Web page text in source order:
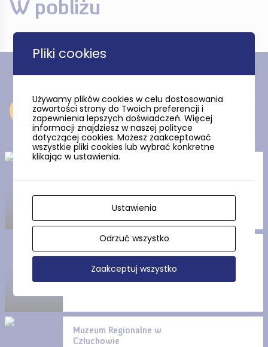
W pobliżu
Odkryj
Kościół pw. św. Jakuba
(Pomorska Droga Św. Jakuba)
Muzeum Regionalne w
Człuchowie
Pliki cookies
Używamy plików cookies w celu dostosowania
zawartości strony do Twoich preferencji i
zapewnienia lepszych doświadczeń. Więcej
informacji znajdziesz w naszej polityce
dotyczącej cookies. Możesz zaakceptować
wszystkie pliki cookies lub wybrać konkretne
klikając w ustawienia.
Ustawienia
Odrzuć wszystko
Zaakceptuj wszystko